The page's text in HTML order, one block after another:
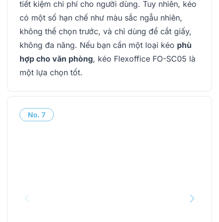
tiết kiệm chi phí cho người dùng. Tuy nhiên, kéo
có một số hạn chế như màu sắc ngẫu nhiên,
không thể chọn trước, và chỉ dùng để cắt giấy,
không đa năng. Nếu bạn cần một loại kéo phù
hợp cho văn phòng, kéo Flexoffice FO-SC05 là
một lựa chọn tốt.
No. 7